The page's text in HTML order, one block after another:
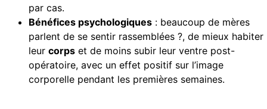
par cas.
Bénéfices psychologiques : beaucoup de mères
parlent de se sentir rassemblées ?, de mieux habiter
leur corps et de moins subir leur ventre post-
opératoire, avec un effet positif sur l’image
corporelle pendant les premières semaines.